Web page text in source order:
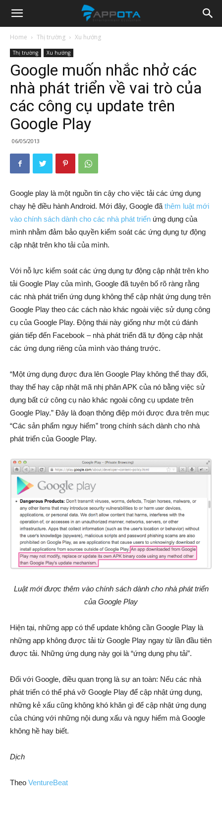
Appota
News
Home Thị trường Xu hướng
Thị trường Xu hướng
Google muốn nhắc nhở các
nhà phát triển về vai trò của
các công cụ update trên
Google Play
06/05/2013
Google play là một nguồn tin cậy cho việc tải các ứng dụng
chạy hệ điều hành Android. Mới đây, Google đã thêm luật mới
vào chính sách dành cho các nhà phát triển ứng dụng của
mình nhằm đảm bảo quyền kiểm soát các ứng dụng tự động
cập nhật trên kho tải của mình.
Với nỗ lực kiểm soát các ứng dụng tự động cập nhật trên kho
tải Google Play của mình, Google đã tuyên bố rõ ràng rằng
các nhà phát triển ứng dụng không thể cập nhật ứng dụng trên
Google Play theo các cách nào khác ngoài việc sử dụng công
cụ của Google Play. Động thái này giống như một cú đánh
gián tiếp đến Facebook – nhà phát triển đã tự động cập nhật
các ứng dụng riêng của mình vào tháng trước.
“Một ứng dụng được đưa lên Google Play không thể thay đổi,
thay thế hay cập nhật mã nhị phân APK của nó bằng việc sử
dụng bất cứ công cụ nào khác ngoài công cụ update trên
Google Play.” Đây là đoạn thông điệp mới được đưa trên mục
“Các sản phẩm nguy hiểm” trong chính sách dành cho nhà
phát triển của Google Play.
Luật mới được thêm vào chính sách dành cho nhà phát triển
của Google Play
Hiện tại, những app có thể update không cần Google Play là
những app không được tải từ Google Play ngay từ lần đầu tiên
được tải. Những ứng dụng này gọi là “ứng dụng phụ tải”.
Đối với Google, điều quan trọng là sự an toàn: Nếu các nhà
phát triển có thể phá vỡ Google Play để cập nhật ứng dụng,
những kẻ xấu cũng không khó khăn gì để cập nhật ứng dụng
của chúng với những nội dung xấu và nguy hiểm mà Google
không hề hay biết.
Dịch
Theo VentureBeat